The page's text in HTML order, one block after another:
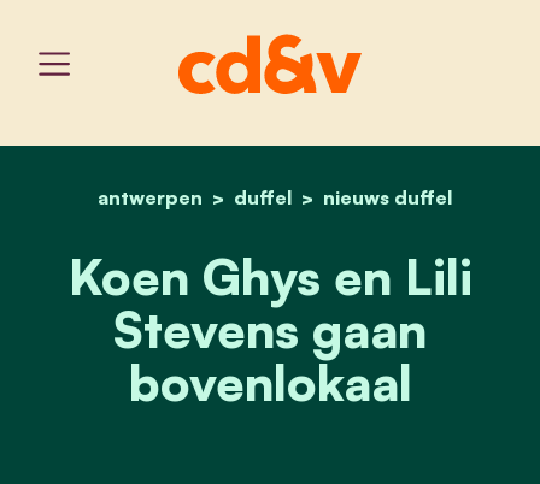
home
antwerpen duffel nieuws duffel
koen ghys en lili stevens
Koen Ghys en Lili
Stevens gaan
bovenlokaal